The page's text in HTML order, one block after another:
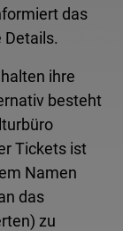
das
Details.
ihre
besteht
Tickets ist
Namen
das
zu